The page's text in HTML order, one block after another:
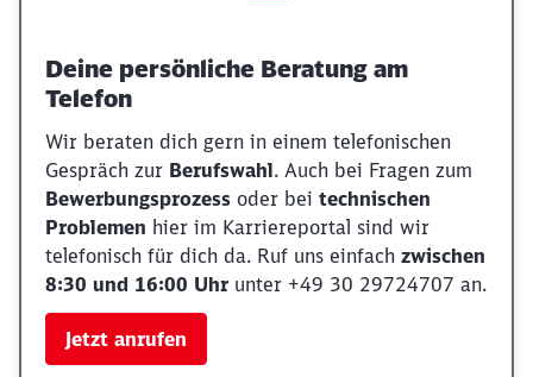
Deine persönliche Beratung am
Telefon
Wir beraten dich gern in einem telefonischen
Gespräch zur Berufswahl. Auch bei Fragen zum
Bewerbungsprozess oder bei technischen
Problemen hier im Karriereportal sind wir
telefonisch für dich da. Ruf uns einfach zwischen
8:30 und 16:00 Uhr unter +49 30 29724707 an.
Jetzt anrufen